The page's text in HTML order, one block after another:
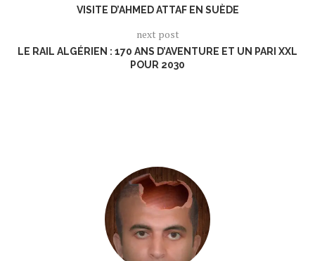
VISITE D’AHMED ATTAF EN SUÈDE
next post
LE RAIL ALGÉRIEN : 170 ANS D’AVENTURE ET UN PARI XXL
POUR 2030